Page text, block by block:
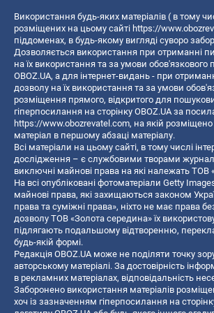
Використання будь-яких матеріалів ( в тому
розміщених на цьому сайті https://
піддоменах, в будь-якому вигляді суворо
Дозволяється використання при отриманні
на їх використання та за умови
OBOZ.UA, а для інтернет-видань - при
дозволу на їх використання та за умови
розміщення прямого, відкритого для
гіперпосилання на сторінку OBOZ.UA за
https://www.obozrevatel.com, на якій
матеріал в першому абзаці матеріалу.
Всі матеріали на цьому сайті, в тому числі
дослідження – є службовими творами
виключні майнові права на які належать ТОВ
На всі опубліковані фотоматеріали Getty
майнові права, які захищаються законом
права та суміжні права», ніхто не має права
дозволу ТОВ «Золота середина» їх
підлягають подальшому відтворенню,
будь-якій формі.
Редакція OBOZ.UA може не поділяти точку
авторському матеріалі. За достовірність
в рекламних матеріалах, відповідальність
Заборонено використання матеріалів
хоч із зазначенням гіперпосилання на